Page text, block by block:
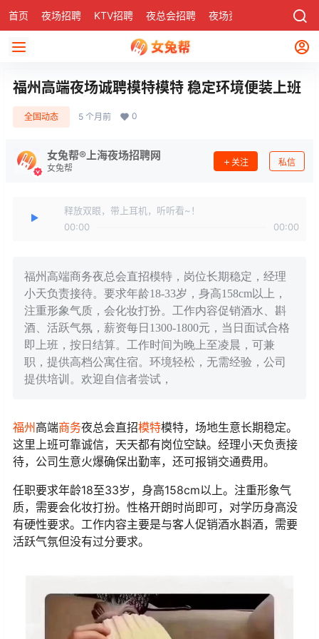
首页 夜场招聘 KTV招聘 夜总会招聘 夜场资讯 社区
福州高端夜场诚聘模特模特 稳定环境便装上班
全国动态 5 个月前 0
女兔帮®上海夜场招聘网
女兔帮
关注 私信
释放双眼，带上耳机，听听看~！
00:00
00:00
福州高端商务夜总会直招模特，岗位长期稳定，经理
小天负责接待。要求年龄18-33岁，身高158cm以上，
注重形象气质，会化妆打扮。工作内容促销酒水、斟
酒、活跃气氛，薪资每日1300-1800元，当日面试合格
即上班，按日结算。工作时间为晚上至凌晨，可兼
职，提供高档公寓住宿。环境轻松，无需经验，公司
提供培训。欢迎自信者尝试，
福州 高端商务夜总会直招模特模特，场地生意长期稳定。
这里上班可靠诚信，天天都有岗位空缺。经理小天负责接
待，公司生意火爆确保出勤率，还可报销交通费用。
任职要求年龄18至33岁，身高158cm以上。注重形象气
质，需要会化妆打扮。性格开朗时尚即可，对学历身高没
有硬性要求。工作内容主要是与客人促销酒水斟酒，需要
活跃气氛但没有过分要求。